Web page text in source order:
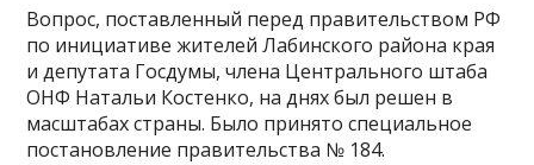
Вопрос, поставленный перед правительством РФ
по инициативе жителей Лабинского района края
и депутата Госдумы, члена Центрального штаба
ОНФ Натальи Костенко, на днях был решен в
масштабах страны. Было принято специальное
постановление правительства № 184.